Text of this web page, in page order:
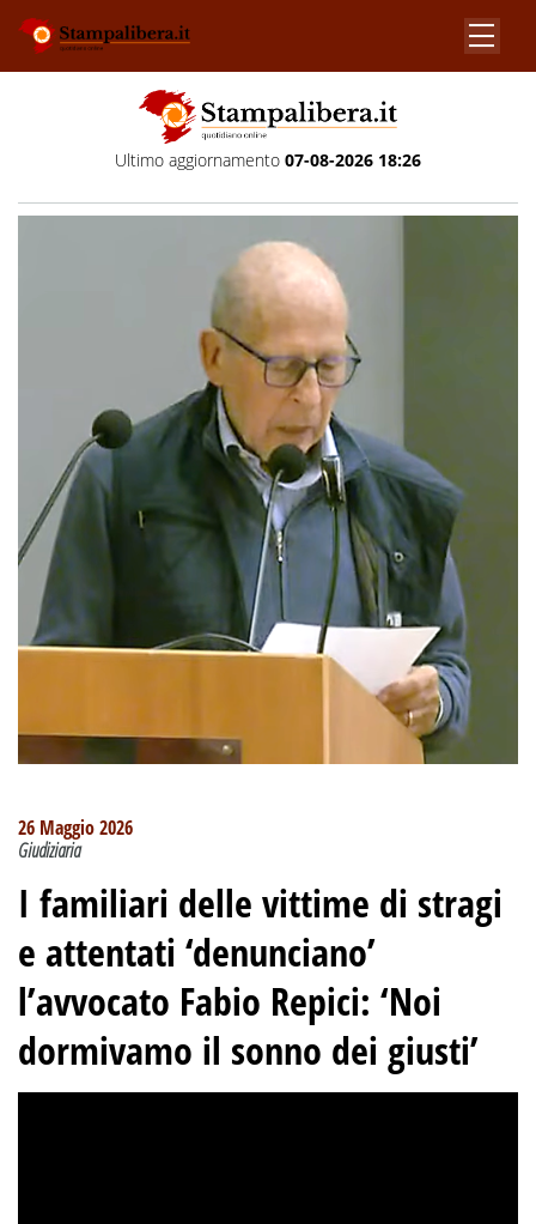
Ultimo aggiornamento 07-08-2026 18:26
26 Maggio 2026
Giudiziaria
I familiari delle vittime di stragi
e attentati ‘denunciano’
l’avvocato Fabio Repici: ‘Noi
dormivamo il sonno dei giusti’